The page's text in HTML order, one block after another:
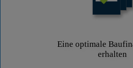
Eine optimale
erhalten